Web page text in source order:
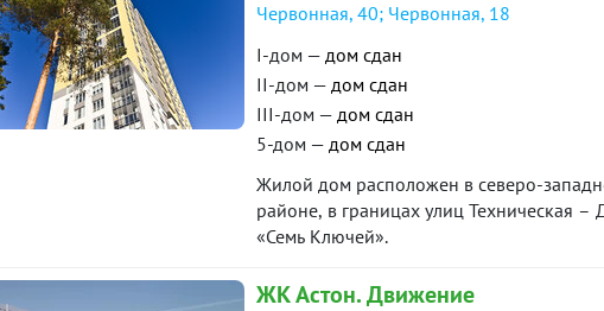
Червонная, 40; Червонная, 18
I-дом — дом сдан
II-дом — дом сдан
III-дом — дом сдан
5-дом — дом сдан
Жилой дом расположен в северо-
районе, в границах улиц Техническая
«Семь Ключей».
ЖК Астон. Движение